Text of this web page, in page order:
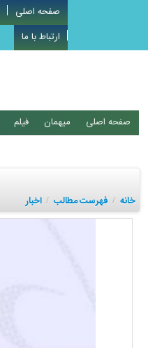
صفحه اصلی میهمان فیلم
صفحه اصلی
ارتباط با ما
خانه / فهرست مطالب / اخبار